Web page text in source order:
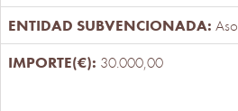
30.000,00